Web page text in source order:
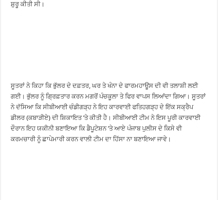
ਸ਼ੁਰੂ ਕੀਤੀ ਸੀ।
ਸੂਤਰਾਂ ਨੇ ਕਿਹਾ ਕਿ ਭੁੱਲਰ ਦੇ ਦਫ਼ਤਰ, ਘਰ ਤੇ ਖੰਨਾ ਦੇ ਫਾਰਮਹਾਊਸ ਦੀ ਵੀ ਤਲਾਸ਼ੀ ਲਈ
ਗਈ। ਭੁੱਲਰ ਨੂੰ ਗ੍ਰਿਫ਼ਤਾਰ ਕਰਨ ਮਗਰੋਂ ਪੰਚਕੂਲਾ ਤੇ ਫਿਰ ਵਾਪਸ ਲਿਆਂਦਾ ਗਿਆ। ਸੂਤਰਾਂ
ਨੇ ਦੱਸਿਆ ਕਿ ਸੀਬੀਆਈ ਚੰਡੀਗੜ੍ਹ ਨੇ ਇਹ ਕਾਰਵਾਈ ਫਤਿਹਗੜ੍ਹ ਦੇ ਇੱਕ ਸਕ੍ਰੈਪ
ਡੀਲਰ (ਕਬਾੜੀਏ) ਦੀ ਸ਼ਿਕਾਇਤ ’ਤੇ ਕੀਤੀ ਹੈ। ਸੀਬੀਆਈ ਟੀਮ ਨੇ ਇਸ ਪੂਰੀ ਕਾਰਵਾਈ
ਦੌਰਾਨ ਇਹ ਯਕੀਨੀ ਬਣਾਇਆ ਕਿ ਡੈਪੂਟੇਸ਼ਨ ’ਤੇ ਆਏ ਪੰਜਾਬ ਪੁਲੀਸ ਦੇ ਕਿਸੇ ਵੀ
ਕਰਮਚਾਰੀ ਨੂੰ ਛਾਪੇਮਾਰੀ ਕਰਨ ਵਾਲੀ ਟੀਮ ਦਾ ਹਿੱਸਾ ਨਾ ਬਣਾਇਆ ਜਾਵੇ।